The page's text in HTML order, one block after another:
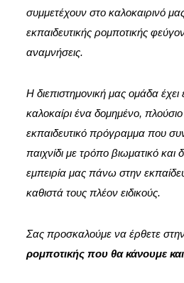
συμμετέχουν στο καλοκαιρινό
εκπαιδευτικής ρομποτικής
αναμνήσεις.
Η διεπιστημονική μας ομάδα έχει
καλοκαίρι ένα δομημένο,
εκπαιδευτικό πρόγραμμα που
παιχνίδι με τρόπο βιωματικό
εμπειρία μας πάνω στην
καθιστά τους πλέον ειδικούς.
Σας προσκαλούμε να έρθετε
ρομποτικής που θα κάνουμε